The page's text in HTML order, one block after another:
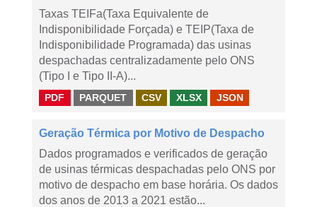
Taxas TEIFa(Taxa Equivalente de
Indisponibilidade Forçada) e TEIP(Taxa de
Indisponibilidade Programada) das usinas
despachadas centralizadamente pelo ONS
(Tipo I e Tipo II-A)...
PDF PARQUET CSV XLSX JSON
Geração Térmica por Motivo de Despacho
Dados programados e verificados de geração
de usinas térmicas despachadas pelo ONS por
motivo de despacho em base horária. Os dados
dos anos de 2013 a 2021 estão...